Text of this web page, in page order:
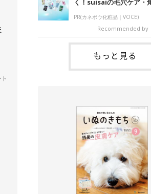
中、妹さんと公園で待ち合
ゃん（撮影当時、生後推定2
主さんが「#最初に撮った一
稿した写真には、ケージの
表情を浮かべるシルビアち
ていました。こちらは、保
の腕にしがみつくつぶしゃ
才）＠kotubusuke617撮影
ついて伺うと、飼い主さん
れました。飼い主さん：
とです。私がソファに座っ
上にのってきたので、その
テレビを見ていたのですが
いので気になって見てみる
く！suisaiの毛穴ケア・
PR(カネボウ化粧品｜VOCE)
Recommended by
もっと見る